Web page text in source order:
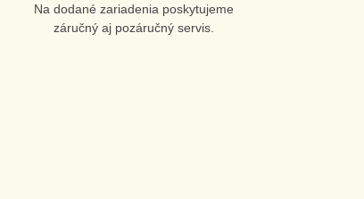
Na dodané zariadenia poskytujeme
záručný aj pozáručný servis.